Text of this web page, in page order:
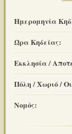
Ημερομηνία
Ώρα Κηδείας:
Εκκλησία /
Πόλη / Χωριό /
Νομός: